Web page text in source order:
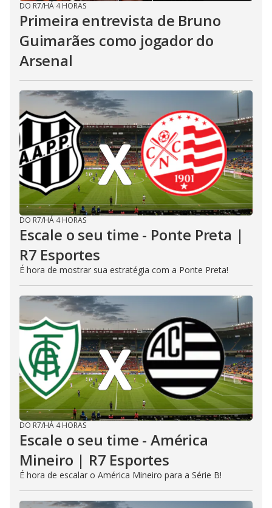
DO R7/HÁ 4 HORAS
Primeira entrevista de Bruno
Guimarães como jogador do
Arsenal
DO R7/HÁ 4 HORAS
Escale o seu time - Ponte Preta |
R7 Esportes
É hora de mostrar sua estratégia com a Ponte Preta!
DO R7/HÁ 4 HORAS
Escale o seu time - América
Mineiro | R7 Esportes
É hora de escalar o América Mineiro para a Série B!